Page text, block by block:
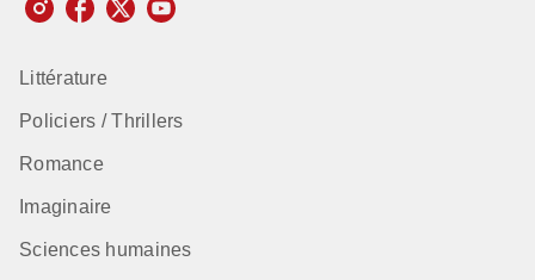
Littérature
Policiers / Thrillers
Romance
Imaginaire
Sciences humaines